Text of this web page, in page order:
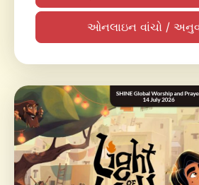
ઓનલાઇન વાંચો /